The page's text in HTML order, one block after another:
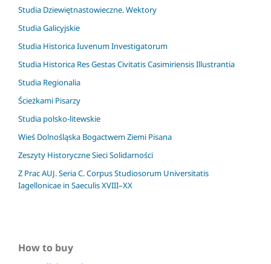
Studia Dziewiętnastowieczne. Wektory
Studia Galicyjskie
Studia Historica Iuvenum Investigatorum
Studia Historica Res Gestas Civitatis Casimiriensis Illustrantia
Studia Regionalia
Ścieżkami Pisarzy
Studia polsko-litewskie
Wieś Dolnośląska Bogactwem Ziemi Pisana
Zeszyty Historyczne Sieci Solidarności
Z Prac AUJ. Seria C. Corpus Studiosorum Universitatis
Iagellonicae in Saeculis XVIII–XX
How to buy